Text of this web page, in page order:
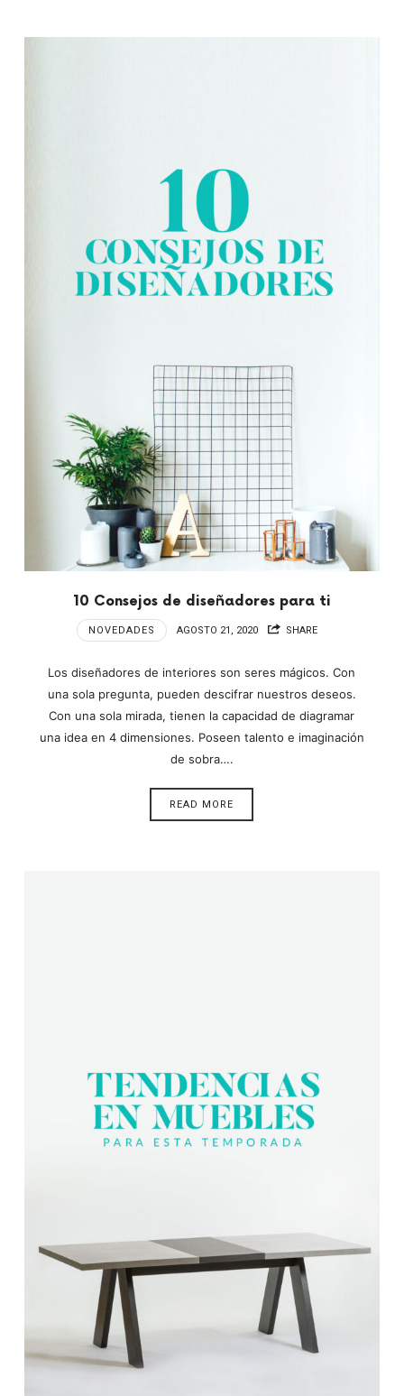
10 Consejos de diseñadores para ti
NOVEDADES AGOSTO 21, 2020 SHARE
Los diseñadores de interiores son seres mágicos. Con
una sola pregunta, pueden descifrar nuestros deseos.
Con una sola mirada, tienen la capacidad de diagramar
una idea en 4 dimensiones. Poseen talento e imaginación
de sobra….
READ MORE